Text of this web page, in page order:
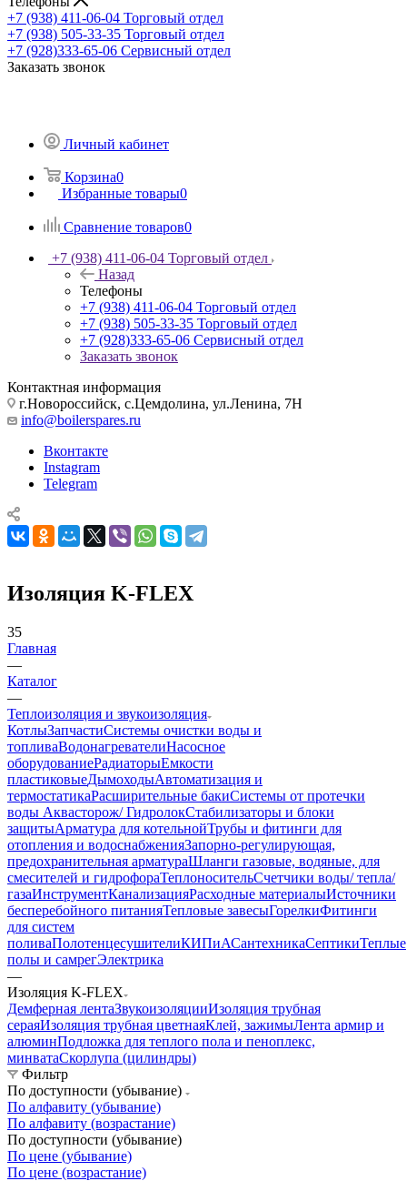
+7 (938) 411-06-04 Торговый отдел
+7 (938) 505-33-35 Торговый отдел
+7 (928)333-65-06 Сервисный отдел
Заказать звонок
Личный кабинет
Корзина0
Избранные товары0
Сравнение товаров0
+7 (938) 411-06-04 Торговый отдел
Назад
Телефоны
+7 (938) 411-06-04 Торговый отдел
+7 (938) 505-33-35 Торговый отдел
+7 (928)333-65-06 Сервисный отдел
Заказать звонок
Контактная информация
г.Новороссийск, с.Цемдолина, ул.Ленина, 7Н
info@boilerspares.ru
Вконтакте
Instagram
Telegram
Изоляция K-FLEX
35
Главная
—
Каталог
—
Теплоизоляция и звукоизоляция
КотлыЗапчастиСистемы очистки воды и
топливаВодонагревателиНасосное
оборудованиеРадиаторыЕмкости
пластиковыеДымоходыАвтоматизация и
термостатикаРасширительные бакиСистемы от протечки
воды Аквасторож/ ГидролокСтабилизаторы и блоки
защитыАрматура для котельнойТрубы и фитинги для
отопления и водоснабженияЗапорно-регулирующая,
предохранительная арматураШланги газовые, водяные, для
смесителей и гидрофораТеплоносительСчетчики воды/ тепла/
газаИнструментКанализацияРасходные материалыИсточники
бесперебойного питанияТепловые завесыГорелкиФитинги
для систем
поливаПолотенцесушителиКИПиАСантехникаСептикиТеплые
полы и самрегЭлектрика
—
Изоляция K-FLEX
Демферная лентаЗвукоизоляцииИзоляция трубная
сераяИзоляция трубная цветнаяКлей, зажимыЛента армир и
алюминПодложка для теплого пола и пеноплекс,
минватаСкорлупа (цилиндры)
Фильтр
По доступности (убывание)
По алфавиту (убывание)
По алфавиту (возрастание)
По доступности (убывание)
По цене (убывание)
По цене (возрастание)